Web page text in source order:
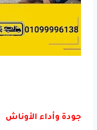
جودة وأداء الأوناش